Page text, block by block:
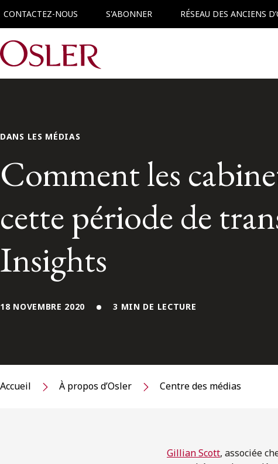
CONTACTEZ-NOUS S'ABONNER RÉSEAU DES ANCIENS
Main Navigation
DANS LES MÉDIAS
Comment les
cette période de
Insights
18 NOVEMBRE 2020 3 MIN DE LECTURE
Accueil À propos d’Osler Centre des médias
Gillian Scott, associée